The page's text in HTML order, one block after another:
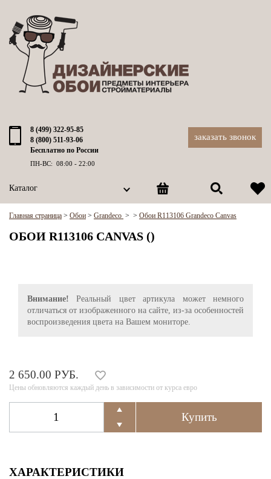
8 (499) 322-95-85
8 (800) 511-93-06
Бесплатно по России
ПН-ВС: 08:00 - 22:00
заказать звонок
Каталог
Главная страница > Обои > Grandeco > > Обои R113106 Grandeco Canvas
ОБОИ R113106 CANVAS ()
Внимание! Реальный цвет артикула может немного
отличаться от изображенного на сайте, из-за особенностей
воспроизведения цвета на Вашем мониторе.
2 650.00 РУБ.
Цены обновляются каждый день в зависимости от курса евро
ХАРАКТЕРИСТИКИ